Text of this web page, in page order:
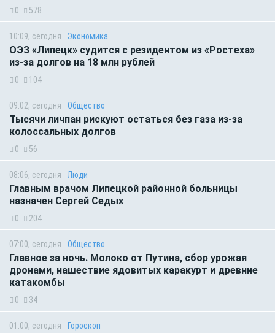
0 578
10:09, сегодня Экономика
ОЭЗ «Липецк» судится с резидентом из «Ростеха»
из-за долгов на 18 млн рублей
0 104
09:02, сегодня Общество
Тысячи личпан рискуют остаться без газа из-за
колоссальных долгов
0 56
08:06, сегодня Люди
Главным врачом Липецкой районной больницы
назначен Сергей Седых
0 204
07:00, сегодня Общество
Главное за ночь. Молоко от Путина, сбор урожая
дронами, нашествие ядовитых каракурт и древние
катакомбы
0 34
01:00, сегодня Гороскоп